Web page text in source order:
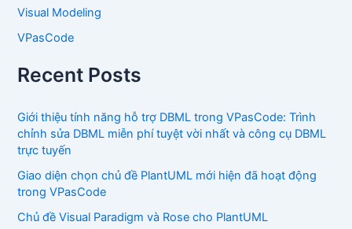
Visual Modeling
VPasCode
Recent Posts
Giới thiệu tính năng hỗ trợ DBML trong VPasCode: Trình
chỉnh sửa DBML miễn phí tuyệt vời nhất và công cụ DBML
trực tuyến
Giao diện chọn chủ đề PlantUML mới hiện đã hoạt động
trong VPasCode
Chủ đề Visual Paradigm và Rose cho PlantUML